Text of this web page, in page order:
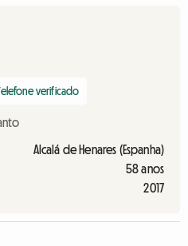
verificado
Alcalá de Henares (Espanha)
58 anos
2017